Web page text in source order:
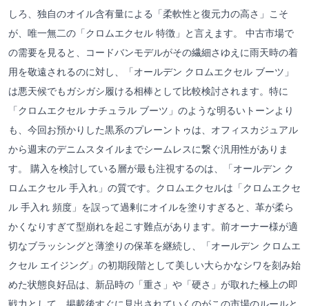
しろ、独自のオイル含有量による「柔軟性と復元力の高さ」こそ
が、唯一無二の「クロムエクセル 特徴」と言えます。 中古市場で
の需要を見ると、コードバンモデルがその繊細さゆえに雨天時の着
用を敬遠されるのに対し、「オールデン クロムエクセル ブーツ」
は悪天候でもガシガシ履ける相棒として比較検討されます。特に
「クロムエクセル ナチュラル ブーツ」のような明るいトーンより
も、今回お預かりした黒系のプレーントゥは、オフィスカジュアル
から週末のデニムスタイルまでシームレスに繋ぐ汎用性がありま
す。 購入を検討している層が最も注視するのは、「オールデン ク
ロムエクセル 手入れ」の質です。クロムエクセルは「クロムエクセ
ル 手入れ 頻度」を誤って過剰にオイルを塗りすぎると、革が柔ら
かくなりすぎて型崩れを起こす難点があります。前オーナー様が適
切なブラッシングと薄塗りの保革を継続し、「オールデン クロムエ
クセル エイジング」の初期段階として美しい大らかなシワを刻み始
めた状態良好品は、新品時の「重さ」や「硬さ」が取れた極上の即
戦力として、掲載後すぐに見出されていくのがこの市場のルールと